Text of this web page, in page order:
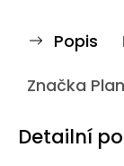
Popis
Značka
Detailní